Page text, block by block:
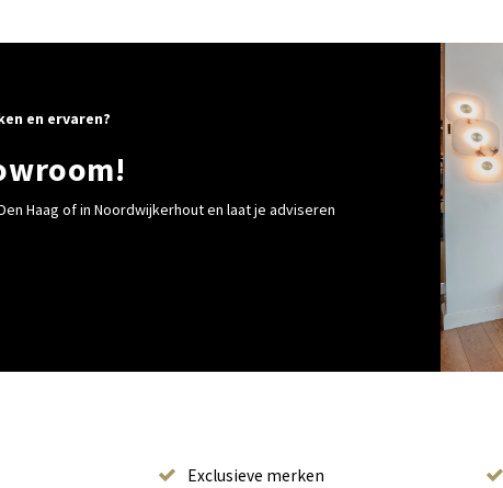
en ervaren?
Haag of in Noordwijkerhout en laat je adviseren
Exclusieve merken